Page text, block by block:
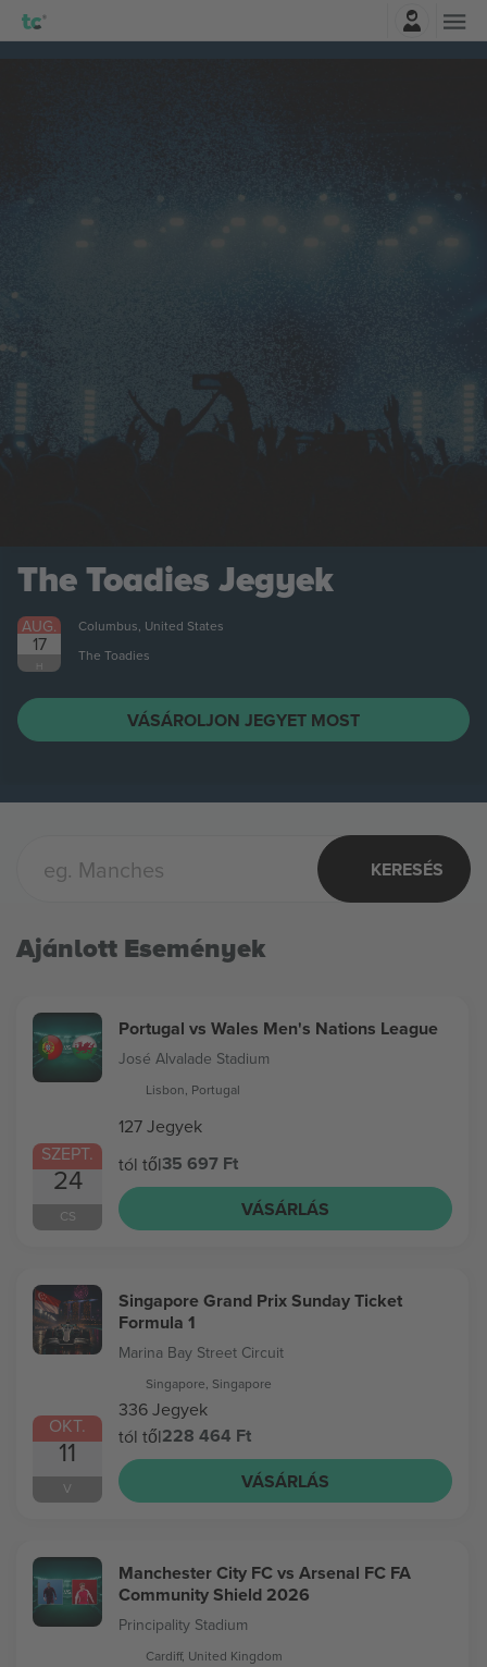
The Toadies Jegyek
AUG.
17
H
Columbus, United States
The Toadies
VÁSÁROLJON JEGYET MOST
KERESÉS
Ajánlott Események
SZEPT.
24
CS
Portugal vs Wales Men's Nations League
José Alvalade Stadium
Lisbon, Portugal
127 Jegyek
tól től35 697 Ft
VÁSÁRLÁS
OKT.
11
V
Singapore Grand Prix Sunday Ticket
Formula 1
Marina Bay Street Circuit
Singapore, Singapore
336 Jegyek
tól től228 464 Ft
VÁSÁRLÁS
Manchester City FC vs Arsenal FC FA
Community Shield 2026
Principality Stadium
Cardiff, United Kingdom